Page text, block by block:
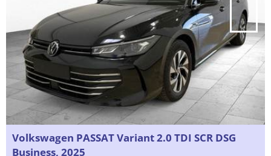
Volkswagen PASSAT Variant 2.0 TDI SCR DSG
Business, 2025